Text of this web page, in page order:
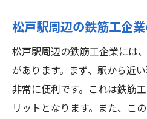
ント
地域のサポートとコ
鉄筋工の道を歩むた
鉄筋工の道を切り開く
向けチャンス
松戸駅周辺の鉄筋工企
松戸駅周辺の鉄筋工企業には
があります。まず、駅から近
非常に便利です。これは鉄筋
リットとなります。また、こ